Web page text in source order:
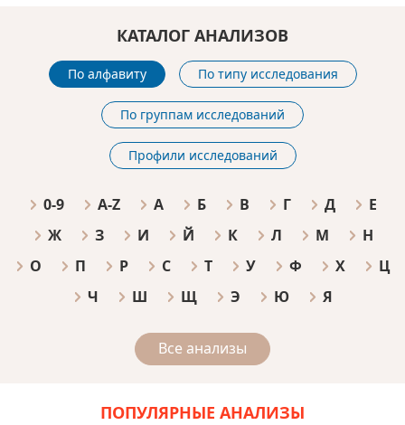
КАТАЛОГ АНАЛИЗОВ
По алфавиту По типу исследования
По группам исследований
Профили исследований
0-9 A-Z А Б В Г Д
Е
Ж
З И Й К Л М
Н
О
П Р С Т У Ф Х
Ц
Ч
Ш Щ Э Ю Я
Все анализы
ПОПУЛЯРНЫЕ АНАЛИЗЫ